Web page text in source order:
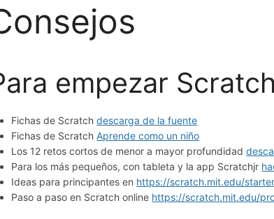
empezar
Fichas de Scratchdescarga de la fuente
Fichas de ScratchAprende como un niño
Los 12 retos cortos de menor a mayor profundidad
Para los más pequeños, con tableta y la app Scratchjr
Ideas para principantes en https://scratch.mit.edu/
Paso a paso en Scratch online https://scratch.mit.edu/